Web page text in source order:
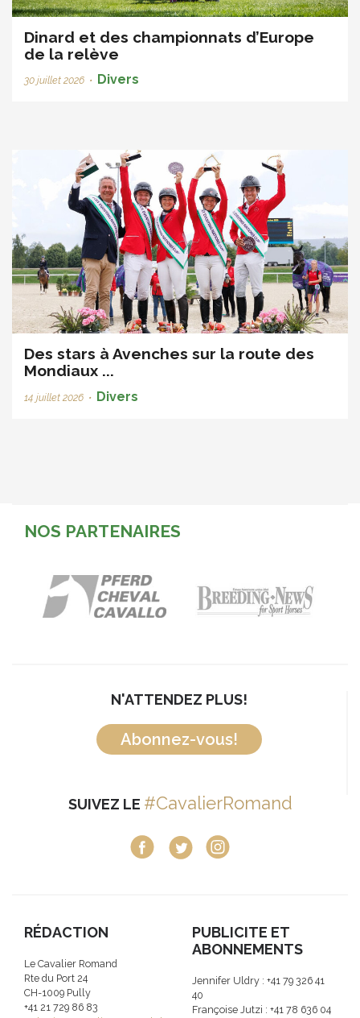
Dinard et des championnats d’Europe
de la relève
30 juillet 2026 • Divers
Des stars à Avenches sur la route des
Mondiaux ...
14 juillet 2026 • Divers
NOS PARTENAIRES
N'ATTENDEZ PLUS!
Abonnez-vous!
SUIVEZ LE #CavalierRomand
RÉDACTION
Le Cavalier Romand
Rte du Port 24
CH-1009 Pully
+41 21 729 86 83
PUBLICITE ET
ABONNEMENTS
Jennifer Uldry : +41 79 326 41
40
Françoise Jutzi : +41 78 636 04